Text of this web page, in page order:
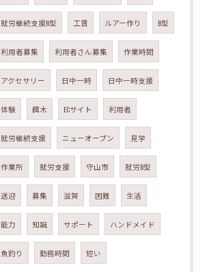
就労継続支援B型 工賃 ルアー作り B型
利用者募集 利用者さん募集 作業時間
アクセサリー 日中一時 日中一時支援
体験 餌木 ECサイト 利用者
就労継続支援 ニューオープン 見学
作業所 就労支援 守山市 就労B型
送迎 募集 滋賀 困難 生活
能力 知識 サポート ハンドメイド
魚釣り 勤務時間 短い